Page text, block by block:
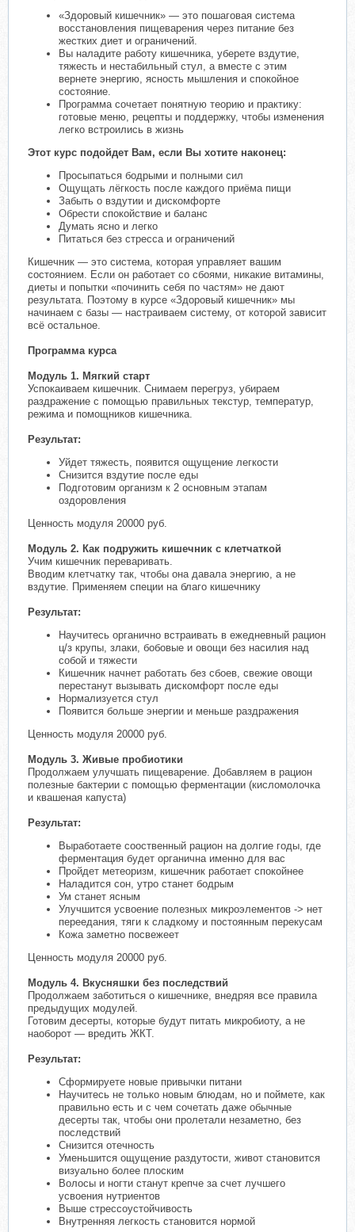
«Здоровый кишечник» — это пошаговая система
восстановления пищеварения через питание без
жестких диет и ограничений.
Вы наладите работу кишечника, уберете вздутие,
тяжесть и нестабильный стул, а вместе с этим
вернете энергию, ясность мышления и спокойное
состояние.
Программа сочетает понятную теорию и практику:
готовые меню, рецепты и поддержку, чтобы изменения
легко встроились в жизнь
Этот курс подойдет Вам, если Вы хотите наконец:
Просыпаться бодрыми и полными сил
Ощущать лёгкость после каждого приёма пищи
Забыть о вздутии и дискомфорте
Обрести спокойствие и баланс
Думать ясно и легко
Питаться без стресса и ограничений
Кишечник — это система, которая управляет вашим
состоянием. Если он работает со сбоями, никакие витамины,
диеты и попытки «починить себя по частям» не дают
результата. Поэтому в курсе «Здоровый кишечник» мы
начинаем с базы — настраиваем систему, от которой зависит
всё остальное.
Программа курса
Модуль 1. Мягкий старт
Успокаиваем кишечник. Снимаем перегруз, убираем
раздражение с помощью правильных текстур, температур,
режима и помощников кишечника.
Результат:
Уйдет тяжесть, появится ощущение легкости
Снизится вздутие после еды
Подготовим организм к 2 основным этапам
оздоровления
Ценность модуля 20000 руб.
Модуль 2. Как подружить кишечник с клетчаткой
Учим кишечник переваривать.
Вводим клетчатку так, чтобы она давала энергию, а не
вздутие. Применяем специи на благо кишечнику
Результат:
Научитесь органично встраивать в ежедневный рацион
ц/з крупы, злаки, бобовые и овощи без насилия над
собой и тяжести
Кишечник начнет работать без сбоев, свежие овощи
перестанут вызывать дискомфорт после еды
Нормализуется стул
Появится больше энергии и меньше раздражения
Ценность модуля 20000 руб.
Модуль 3. Живые пробиотики
Продолжаем улучшать пищеварение. Добавляем в рацион
полезные бактерии с помощью ферментации (кисломолочка
и квашеная капуста)
Результат:
Выработаете сооственный рацион на долгие годы, где
ферментация будет органична именно для вас
Пройдет метеоризм, кишечник работает спокойнее
Наладится сон, утро станет бодрым
Ум станет ясным
Улучшится усвоение полезных микроэлементов -> нет
переедания, тяги к сладкому и постоянным перекусам
Кожа заметно посвежеет
Ценность модуля 20000 руб.
Модуль 4. Вкусняшки без последствий
Продолжаем заботиться о кишечнике, внедряя все правила
предыдущих модулей.
Готовим десерты, которые будут питать микробиоту, а не
наоборот — вредить ЖКТ.
Результат:
Сформируете новые привычки питани
Научитесь не только новым блюдам, но и поймете, как
правильно есть и с чем сочетать даже обычные
десерты так, чтобы они пролетали незаметно, без
последствий
Снизится отечность
Уменьшится ощущение раздутости, живот становится
визуально более плоским
Волосы и ногти станут крепче за счет лучшего
усвоения нутриентов
Выше стрессоустойчивость
Внутренняя легкость становится нормой